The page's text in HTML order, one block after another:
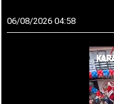
06/08/2026 04:58